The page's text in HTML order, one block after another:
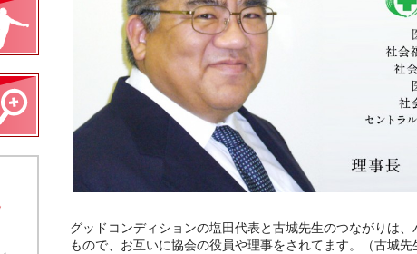
グッドコンディションの塩田代表と古城先生のつながりは
もので、お互いに協会の役員や理事をされてます。（古城